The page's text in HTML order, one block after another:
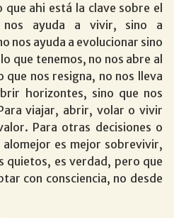
que ahi está la clave sobre el
nos ayuda a vivir, sino a
nos ayuda a evolucionar sino
que tenemos, no nos abre al
que nos resigna, no nos lleva
horizontes, sino que nos
viajar, abrir, volar o vivir
Para otras decisiones o
alomejor es mejor sobrevivir,
quietos, es verdad, pero que
con consciencia, no desde